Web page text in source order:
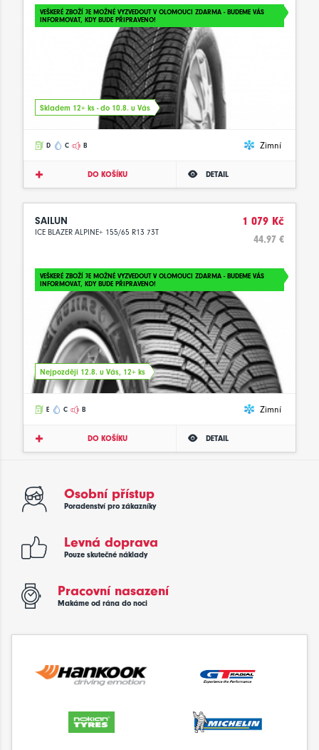
VEŠKERÉ ZBOŽÍ JE MOŽNÉ VYZVEDOUT V OLOMOUCI ZDARMA - BUDEME VÁS
INFORMOVAT, KDY BUDE PŘIPRAVENO!
Skladem 12+ ks - do 10.8. u Vás
D C B Zimní
DO KOŠÍKU DETAIL
SAILUN
ICE BLAZER ALPINE+ 155/65 R13 73T
1 079 Kč
44.97 €
VEŠKERÉ ZBOŽÍ JE MOŽNÉ VYZVEDOUT V OLOMOUCI ZDARMA - BUDEME VÁS
INFORMOVAT, KDY BUDE PŘIPRAVENO!
Nejpozději 12.8. u Vás, 12+ ks
E C B Zimní
DO KOŠÍKU DETAIL
Osobní přístup
Poradenství pro zákazníky
Levná doprava
Pouze skutečné náklady
Pracovní nasazení
Makáme od rána do noci